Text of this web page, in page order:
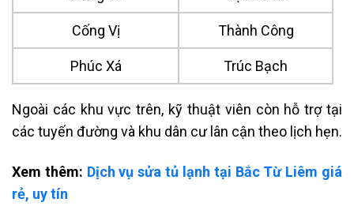
Cống Vị Thành Công
Phúc Xá Trúc Bạch
Ngoài các khu vực trên, kỹ thuật viên còn hỗ trợ tại
các tuyến đường và khu dân cư lân cận theo lịch hẹn.
Xem thêm: Dịch vụ sửa tủ lạnh tại Bắc Từ Liêm giá
rẻ, uy tín